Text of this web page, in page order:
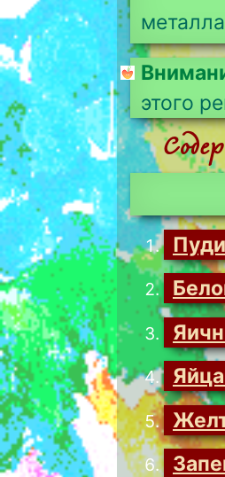
этого